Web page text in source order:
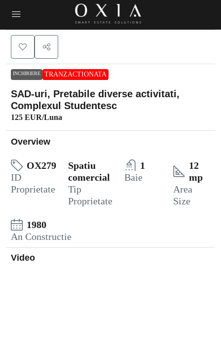
INCHIRIERE TRANZACTIONATA
SAD-uri, Pretabile diverse activitati,
Complexul Studentesc
125 EUR/Luna
Overview
OX279
ID
Proprietate
Spatiu
comercial
Tip
Proprietate
1
Baie
12
mp
Area
Size
1980
An Constructie
Video